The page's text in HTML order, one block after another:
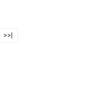
>>|